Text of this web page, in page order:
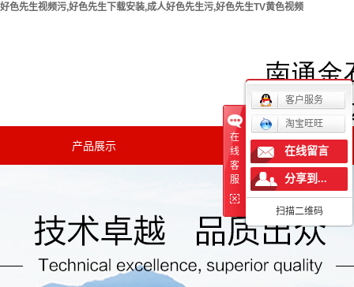
好色先生视频污,好色先生下载安装,成人好色先生污,好色先生TV黄色视频
产品展示 新闻中心
公司新闻
行业新闻
技术知识
在
线
客
服
客户服务
淘宝旺旺
在线留言
分享到...
扫描二维码